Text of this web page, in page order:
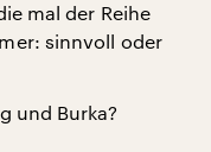
mal der Reihe
sinnvoll oder
und Burka?